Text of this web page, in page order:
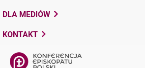
DLA MEDIÓW
KONTAKT